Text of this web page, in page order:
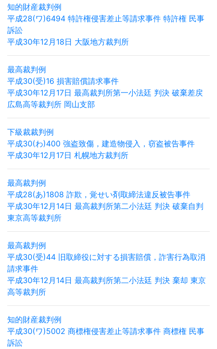
知的財産裁判例
平成28(ワ)6494 特許権侵害差止等請求事件 特許権 民事
訴訟
平成30年12月18日 大阪地方裁判所
最高裁判例
平成30(受)16 損害賠償請求事件
平成30年12月17日 最高裁判所第一小法廷 判決 破棄差戻
広島高等裁判所 岡山支部
下級裁裁判例
平成30(わ)400 強盗致傷，建造物侵入，窃盗被告事件
平成30年12月17日 札幌地方裁判所
最高裁判例
平成28(あ)1808 詐欺，覚せい剤取締法違反被告事件
平成30年12月14日 最高裁判所第二小法廷 判決 破棄自判
東京高等裁判所
最高裁判例
平成30(受)44 旧取締役に対する損害賠償，詐害行為取消
請求事件
平成30年12月14日 最高裁判所第二小法廷 判決 棄却 東京
高等裁判所
知的財産裁判例
平成30(ワ)5002 商標権侵害差止等請求事件 商標権 民事
訴訟